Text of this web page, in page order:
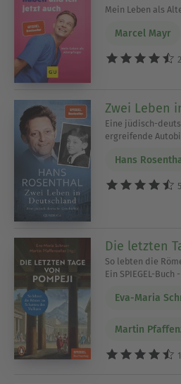
Mein Leben als
Marcel Mayr
Zwei Leben
Eine jüdisch-
ergreifende
Hans
Die letzten
So lebten die
Ein SPIEGEL-
Eva-Maria
Martin